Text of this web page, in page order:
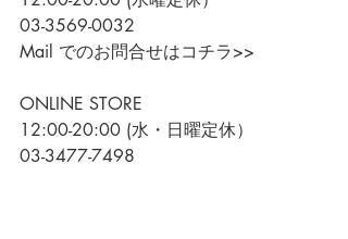
03-3569-0032
Mail でのお問合せはコチラ>>
ONLINE STORE
12:00-20:00 (水・日曜定休）
03-3477-7498